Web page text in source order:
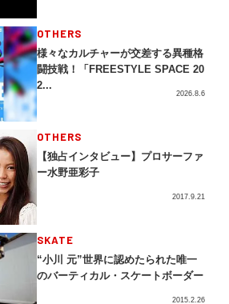
OTHERS
様々なカルチャーが交差する異種格
闘技戦！「FREESTYLE SPACE 20
2...
2026.8.6
OTHERS
【独占インタビュー】プロサーファ
ー水野亜彩子
2017.9.21
SKATE
“小川 元”世界に認めたられた唯一
のバーティカル・スケートボーダー
2015.2.26